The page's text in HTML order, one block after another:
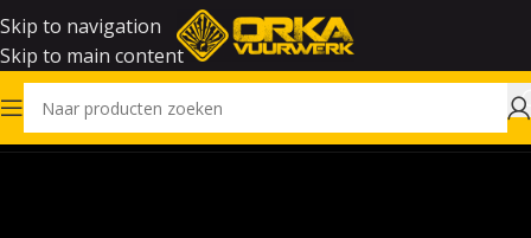
Skip to navigation
Skip to main content
Home Vuurwerk